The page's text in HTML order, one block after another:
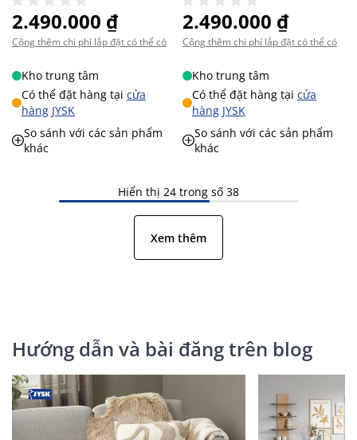
2.490.000 ₫
Cộng thêm chi phí lắp đặt có thể có
Kho trung tâm
Có thể đặt hàng tại cửa
hàng JYSK
So sánh với các sản phẩm
khác
2.490.000 ₫
Cộng thêm chi phí lắp đặt có thể có
Kho trung tâm
Có thể đặt hàng tại cửa
hàng JYSK
So sánh với các sản phẩm
khác
Hiển thị 24 trong số 38
Xem thêm
Hướng dẫn và bài đăng trên blog